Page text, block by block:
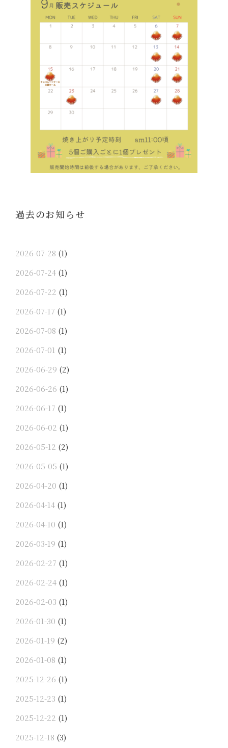
過去のお知らせ
2026-07-28 (1)
2026-07-24 (1)
2026-07-22 (1)
2026-07-17 (1)
2026-07-08 (1)
2026-07-01 (1)
2026-06-29 (2)
2026-06-26 (1)
2026-06-17 (1)
2026-06-02 (1)
2026-05-12 (2)
2026-05-05 (1)
2026-04-20 (1)
2026-04-14 (1)
2026-04-10 (1)
2026-03-19 (1)
2026-02-27 (1)
2026-02-24 (1)
2026-02-03 (1)
2026-01-30 (1)
2026-01-19 (2)
2026-01-08 (1)
2025-12-26 (1)
2025-12-23 (1)
2025-12-22 (1)
2025-12-18 (3)